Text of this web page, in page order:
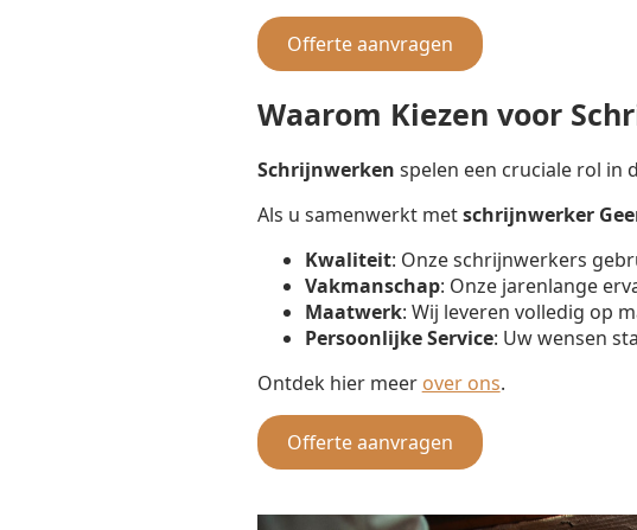
Offerte aanvragen
Waarom Kiezen voor
Schrijnwerken spelen een cruciale rol in
Als u samenwerkt metschrijnwerker
Kwaliteit: Onze schrijnwerkers
Vakmanschap: Onze jarenlange
Maatwerk: Wij leveren volledig op
Persoonlijke Service: Uw wensen
Ontdek hier meer over ons.
Offerte aanvragen